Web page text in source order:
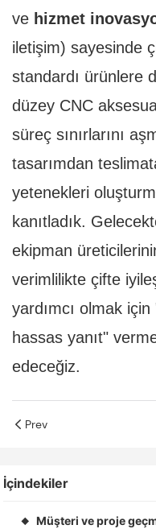
ve hizmet
iletişim) sayesinde
standardı ürünlere
düzey CNC
süreç sınırlarını
tasarımdan
yetenekleri
kanıtladık.
ekipman
verimlilikte çifte
yardımcı olmak
hassas yanıt"
edeceğiz.
Prev
İçindekiler
◆ Müşteri ve proje